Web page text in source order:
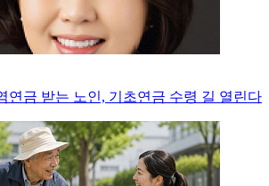
연금 받는 노인, 기초연금 수령 길 열린다